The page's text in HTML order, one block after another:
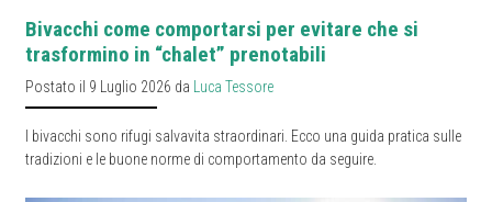
Bivacchi come comportarsi per evitare che si
trasformino in “chalet” prenotabili
Postato il 9 Luglio 2026 da Luca Tessore
I bivacchi sono rifugi salvavita straordinari. Ecco una guida pratica sulle
tradizioni e le buone norme di comportamento da seguire.